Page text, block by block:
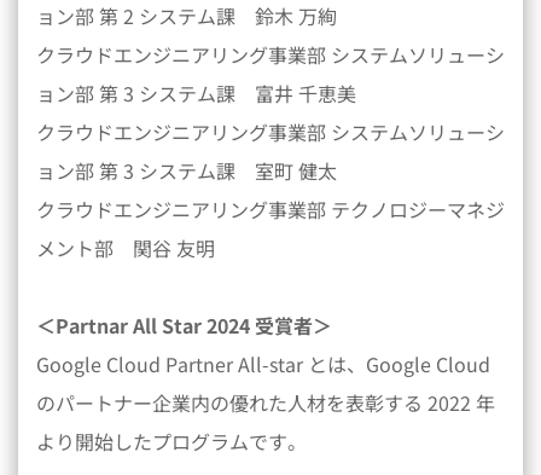
ョン部 第 2 システム課 鈴木 万絢
クラウドエンジニアリング事業部 システムソリューシ
ョン部 第 3 システム課 富井 千恵美
クラウドエンジニアリング事業部 システムソリューシ
ョン部 第 3 システム課 室町 健太
クラウドエンジニアリング事業部 テクノロジーマネジ
メント部 関谷 友明
＜Partnar All Star 2024 受賞者＞
Google Cloud Partner All-star とは、Google Cloud
のパートナー企業内の優れた人材を表彰する 2022 年
より開始したプログラムです。